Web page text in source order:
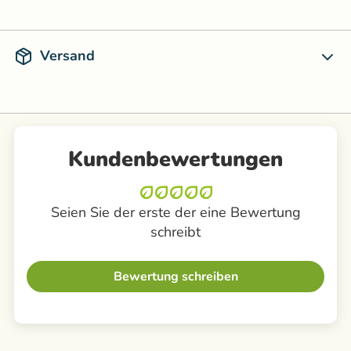
Versand
Kundenbewertungen
Seien Sie der erste der eine Bewertung
schreibt
Bewertung schreiben